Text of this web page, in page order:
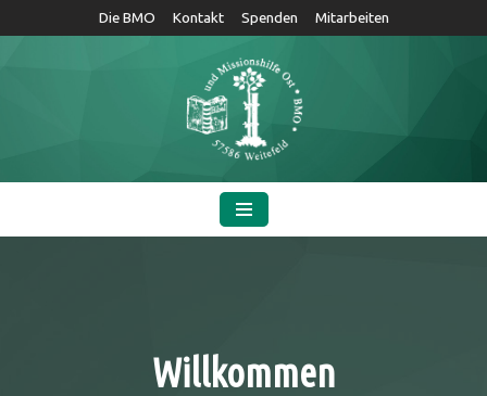
Die BMO Kontakt Spenden Mitarbeiten
Willkommen